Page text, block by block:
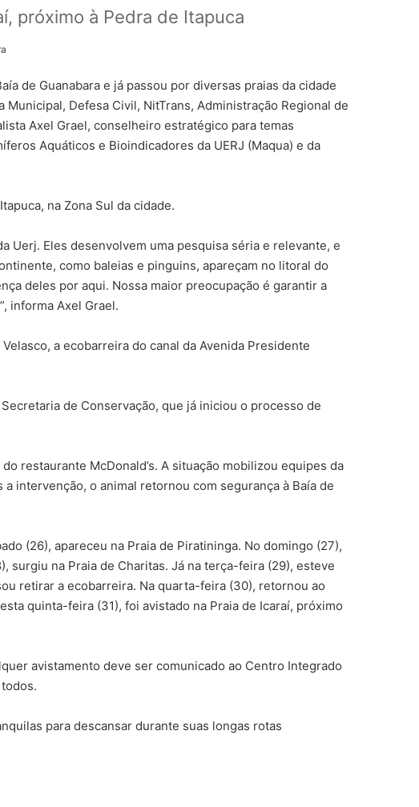
próximo à Pedra de Itapuca
de Guanabara e já passou por diversas praias da cidade
Defesa Civil, NitTrans, Administração Regional de
Axel Grael, conselheiro estratégico para temas
Aquáticos e Bioindicadores da UERJ (Maqua) e da
na Zona Sul da cidade.
Uerj. Eles desenvolvem uma pesquisa séria e relevante, e
como baleias e pinguins, apareçam no litoral do
deles por aqui. Nossa maior preocupação é garantir a
informa Axel Grael.
a ecobarreira do canal da Avenida Presidente
de Conservação, que já iniciou o processo de
restaurante McDonald’s. A situação mobilizou equipes da
intervenção, o animal retornou com segurança à Baía de
(26), apareceu na Praia de Piratininga. No domingo (27),
surgiu na Praia de Charitas. Já na terça-feira (29), esteve
retirar a ecobarreira. Na quarta-feira (30), retornou ao
quinta-feira (31), foi avistado na Praia de Icaraí, próximo
avistamento deve ser comunicado ao Centro Integrado
para descansar durante suas longas rotas